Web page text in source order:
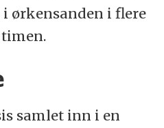
ørkensanden i flere
samlet inn i en